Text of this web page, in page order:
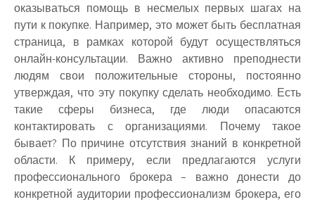
оказываться помощь в несмелых первых шагах на
пути к покупке. Например, это может быть бесплатная
страница, в рамках которой будут осуществляться
онлайн-консультации. Важно активно преподнести
людям свои положительные стороны, постоянно
утверждая, что эту покупку сделать необходимо. Есть
такие сферы бизнеса, где люди опасаются
контактировать с организациями. Почему такое
бывает? По причине отсутствия знаний в конкретной
области. К примеру, если предлагаются услуги
профессионального брокера – важно донести до
конкретной аудитории профессионализм брокера, его